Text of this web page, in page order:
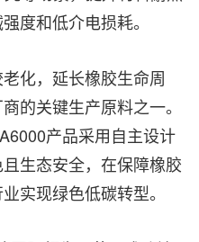
度和低介电损耗。
化，延长橡胶生命周
的关键生产原料之一。
产品采用自主设计
生态安全，在保障橡胶
实现绿色低碳转型。